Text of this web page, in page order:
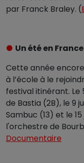
par Franck Braley. (
● Un été en
Cette année
à l’école à le
festival itinérant. Le
de Bastia (2B), le 9
Sambuc (13) et le
l'orchestre de
Documentaire